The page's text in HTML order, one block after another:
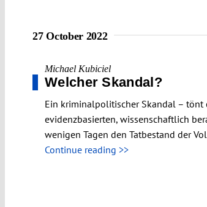
27 October 2022
Michael Kubiciel
Welcher Skandal?
Ein kriminalpolitischer Skandal – tönt
evidenzbasierten, wissenschaftlich
wenigen Tagen den Tatbestand der
Continue reading >>